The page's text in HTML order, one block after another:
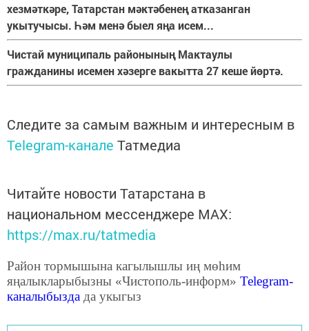
хезмәткәре, Татарстан мәктәбенең атказанган
укытучысы. Һәм менә быел яңа исем...
Чистай муниципаль районының Мактаулы
гражданины исемен хәзерге вакытта 27 кеше йөртә.
Следите за самым важным и интересным в
Telegram-канале Татмедиа
Читайте новости Татарстана в
национальном мессенджере MАХ:
https://max.ru/tatmedia
Район тормышына кагылышлы иң мөһим
яңалыкларыбызны «Чистополь-информ» Telegram-
каналыбызда да укыгыз